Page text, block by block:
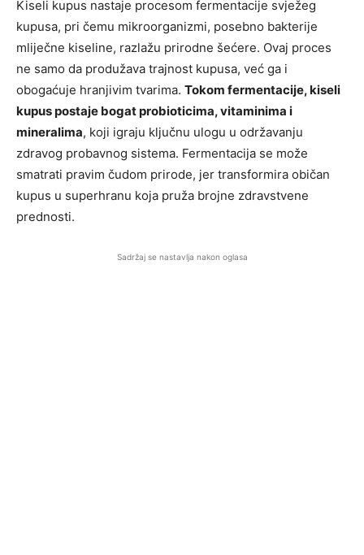
Kiseli kupus nastaje procesom fermentacije svježeg
kupusa, pri čemu mikroorganizmi, posebno bakterije
mliječne kiseline, razlažu prirodne šećere. Ovaj proces
ne samo da produžava trajnost kupusa, već ga i
obogaćuje hranjivim tvarima. Tokom fermentacije, kiseli
kupus postaje bogat probioticima, vitaminima i
mineralima, koji igraju ključnu ulogu u održavanju
zdravog probavnog sistema. Fermentacija se može
smatrati pravim čudom prirode, jer transformira običan
kupus u superhranu koja pruža brojne zdravstvene
prednosti.
Sadržaj se nastavlja nakon oglasa